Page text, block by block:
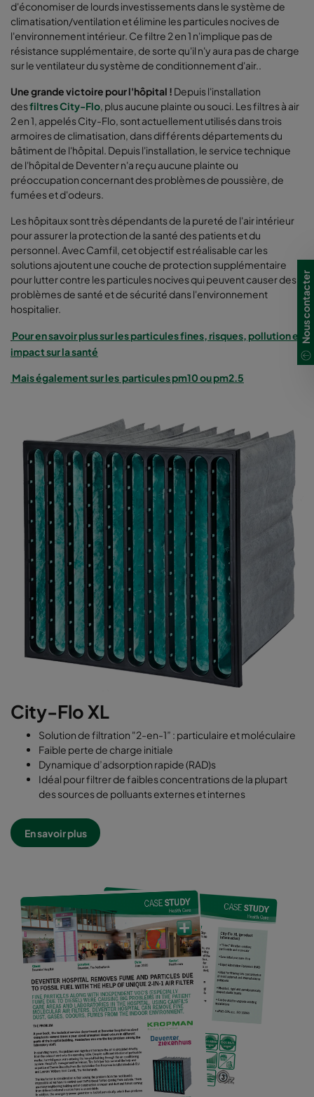
d'économiser de lourds investissements dans le système de
climatisation/ventilation et élimine les particules nocives de
l'environnement intérieur. Ce filtre 2 en 1 n'implique pas de
résistance supplémentaire, de sorte qu'il n'y aura pas de charge
sur le ventilateur du système de conditionnement d'air..
Une grande victoire pour l'hôpital ! Depuis l'installation
desfiltres City-Flo, plus aucune plainte ou souci. Les filtres à air
2 en 1, appelés City-Flo, sont actuellement utilisés dans trois
armoires de climatisation, dans différents départements du
bâtiment de l'hôpital. Depuis l'installation, le service technique
de l'hôpital de Deventer n'a reçu aucune plainte ou
préoccupation concernant des problèmes de poussière, de
fumées et d'odeurs.
Les hôpitaux sont très dépendants de la pureté de l'air intérieur
pour assurer la protection de la santé des patients et du
personnel. Avec Camfil, cet objectif est réalisable car les
solutions ajoutent une couche de protection supplémentaire
pour lutter contre les particules nocives qui peuvent causer des
problèmes de santé et de sécurité dans l'environnement
hospitalier.
Pour en savoir plus sur lesparticules fines, risques, pollution et
impact sur la santé
Mais également sur les particules pm10 ou pm2.5
City-Flo XL
Solution de filtration "2-en-1” : particulaire et moléculaire
Faible perte de charge initiale
Dynamique d’adsorption rapide (RAD)s
Idéal pour filtrer de faibles concentrations de la plupart
des sources de polluants externes et internes
En savoir plus
Nous contacter